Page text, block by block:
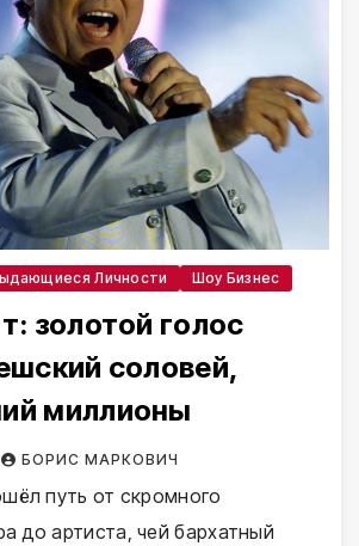
Личности Шоу Бизнес
золотой голос
соловей,
миллионы
БОРИС МАРКОВИЧ
путь от скромного
до артиста, чей бархатный